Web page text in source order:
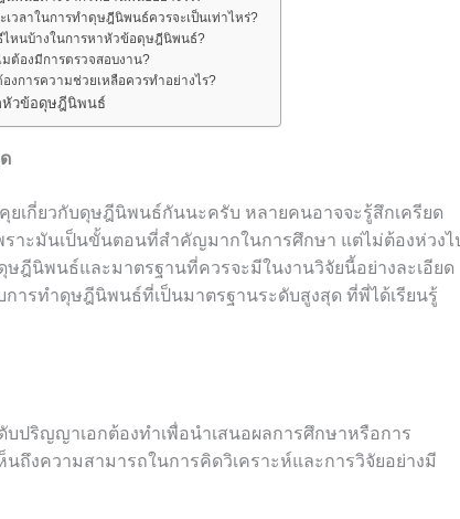
เวลาในการทำดุษฎีนิพนธ์ควรจะเป็นเท่าไหร่?
ไหนบ้างในการหาหัวข้อดุษฎีนิพนธ์?
มต้องมีการตรวจสอบงาน?
องการความช่วยเหลือควรทำอย่างไร?
หัวข้อดุษฎีนิพนธ์
เกี่ยวกับดุษฎีนิพนธ์กันนะครับ หลายคนอาจจะรู้สึกเครียด
าะมันเป็นขั้นตอนที่สำคัญมากในการศึกษา แต่ไม่ต้องห่วงไป
ษฎีนิพนธ์และมาตรฐานที่ควรจะมีในงานวิจัยนี้อย่างละเอียด
ารทำดุษฎีนิพนธ์ที่เป็นมาตรฐานระดับสูงสุด ที่พี่ได้เรียนรู้
ปริญญาเอกต้องทำเพื่อนำเสนอผลการศึกษาหรือการ
ถึงความสามารถในการคิดวิเคราะห์และการวิจัยอย่างมี